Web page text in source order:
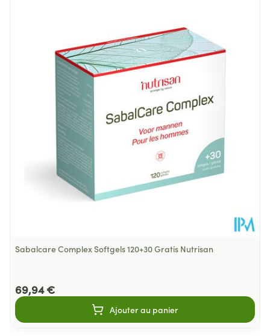
Profondeur 22 mm
Préservation
Température ambiante (15°C -
25°C)
Sabalcare Complex Softgels 120+30 Gratis Nutrisan
69,94 €
Ajouter au panier